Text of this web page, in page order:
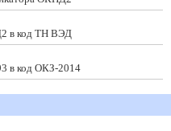
в код ТН ВЭД
в код ОКЗ-2014